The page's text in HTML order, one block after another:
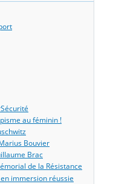
au féminin !
Bouvier
Brac
de la Résistance
immersion réussie